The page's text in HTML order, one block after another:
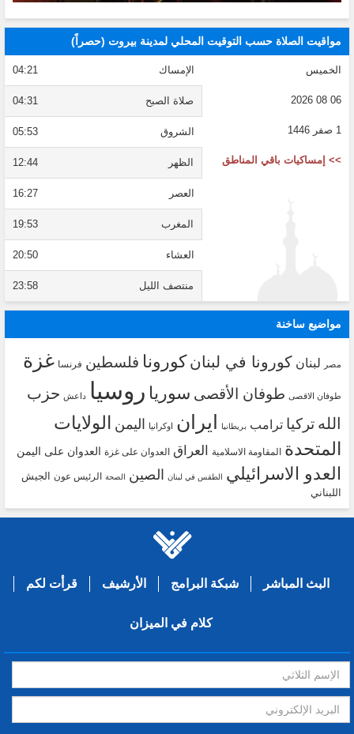
مواقيت الصلاة حسب التوقيت المحلي لمدينة بيروت (حصراً)
الخميس
06 08 2026
1 صفر 1446
>> إمساكيات باقي المناطق
الإمساك 04:21
صلاة الصبح 04:31
الشروق 05:53
الظهر 12:44
العصر 16:27
المغرب 19:53
العشاء 20:50
منتصف الليل 23:58
مواضيع ساخنة
مصر لبنان كورونا في لبنانكورونا فلسطين فرنسا غزة
طوفان الاقصى طوفان الأقصى سوريا روسيا داعش حزب
الله تركيا ترامب بريطانيا ايران اوكرانيا اليمن
الولايات
المتحدة
المقاومة الاسلامية العراق العدوان على غزة العدوان على اليمن
العدو الاسرائيلي الطقس في لبنان الصين الصحة الرئيس عون
الجيش
اللبناني
البث المباشر شبكة البرامج الأرشيف قرأت لكم
كلام في الميزان